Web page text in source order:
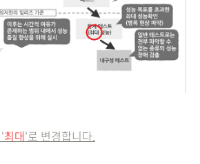
'최대'로 변경합니다.